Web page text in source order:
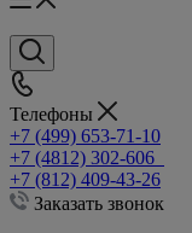
Телефоны
+7 (499) 653-71-10
+7 (4812) 302-606
+7 (812) 409-43-26
Заказать звонок